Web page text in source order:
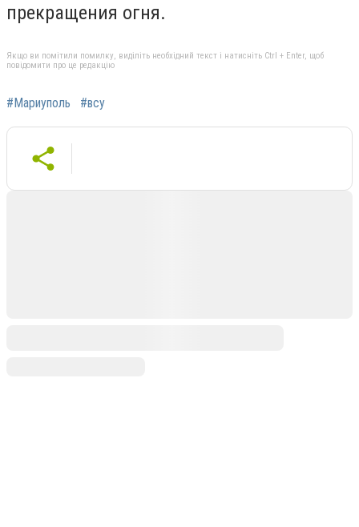
прекращения огня.
Якщо ви помітили помилку, виділіть необхідний текст і натисніть Ctrl + Enter, щоб
повідомити про це редакцію
#Мариуполь #всу